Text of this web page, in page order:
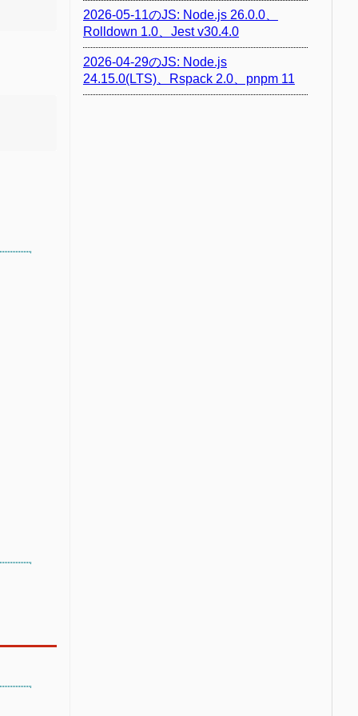
2026-05-11のJS: Node.js 26.0.0、
Rolldown 1.0、Jest v30.4.0
2026-04-29のJS: Node.js
24.15.0(LTS)、Rspack 2.0、pnpm 11